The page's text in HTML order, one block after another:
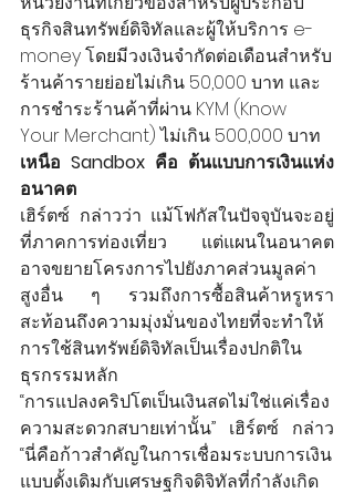
ธุรกิจสินทรัพย์ดิจิทัลและผู้ให้บริการ e-
money โดยมีวงเงินจำกัดต่อเดือนสำหรับ
ร้านค้ารายย่อยไม่เกิน 50,000 บาท และ
การชำระร้านค้าที่ผ่าน KYM (Know
Your Merchant) ไม่เกิน 500,000 บาท
เหนือ Sandbox คือ ต้นแบบการเงินแห่ง
อนาคต
เฮิร์ตซ์ กล่าวว่า แม้โฟกัสในปัจจุบันจะอยู่
ที่ภาคการท่องเที่ยว แต่แผนในอนาคต
อาจขยายโครงการไปยังภาคส่วนมูลค่า
สูงอื่น ๆ รวมถึงการซื้อสินค้าหรูหรา
สะท้อนถึงความมุ่งมั่นของไทยที่จะทำให้
การใช้สินทรัพย์ดิจิทัลเป็นเรื่องปกติใน
ธุรกรรมหลัก
“การแปลงคริปโตเป็นเงินสดไม่ใช่แค่เรื่อง
ความสะดวกสบายเท่านั้น” เฮิร์ตซ์ กล่าว
“นี่คือก้าวสำคัญในการเชื่อมระบบการเงิน
แบบดั้งเดิมกับเศรษฐกิจดิจิทัลที่กำลังเกิด